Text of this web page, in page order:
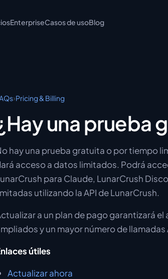
EnterpriseCasos de usoBlog
›Pricing & Billing
una prueba
hay una prueba gratuita o por tiempo
acceso a datos limitados. Podrá
para Claude, LunarCrush
utilizando la API de LunarCrush.
a un plan de pago garantizará
y un mayor número de llamadas
útiles
Actualizar ahora